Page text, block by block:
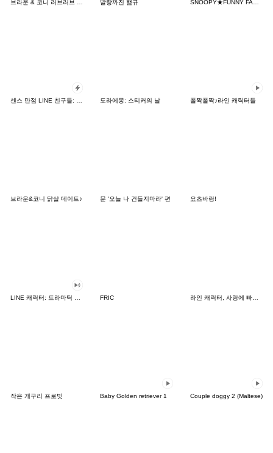
발랑까진 햄규
도라에몽: 스티커의 날 폴짝폴짝♪라인 캐릭터들
브라운&코니 닭살 데이트♪ 문 '오늘 나 건들지마라' 편 요츠바랑!
FRIC 라인 캐릭터, 사랑에 빠지다!
작은 개구리 프로빗 Baby Golden retriever 1 Couple doggy 2 (Maltese)